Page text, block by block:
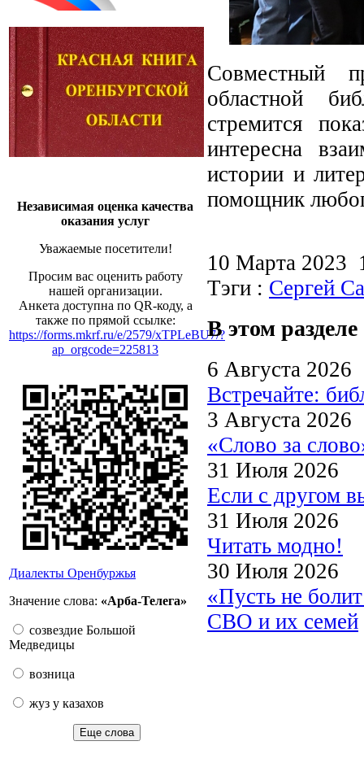
Независимая оценка качества
оказания услуг
Уважаемые посетители!
Просим вас оценить работу
нашей организации.
Анкета доступна по QR-коду, а
также по прямой ссылке:
https://forms.mkrf.ru/e/2579/xTPLeBU7/?
ap_orgcode=225813
Диалекты Оренбуржья
Значение слова: «Арба-Телега»
созвездие Большой
Медведицы
возница
жуз у казахов
Еще слова
Совместный
областной
стремится
интересна
истории и
помощник
10 Марта
Тэги : Сергей
В этом разделе
6 Августа 2026
Встречайте:
3 Августа 2026
«Слово за
31 Июля 2026
Если с другом
31 Июля 2026
Читать модно!
30 Июля 2026
«Пусть не
СВО и их семей